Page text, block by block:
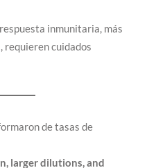
inmunitaria, más
requieren cuidados
de tasas de
larger dilutions, and